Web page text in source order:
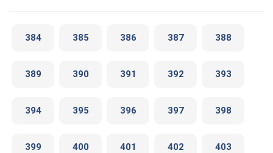
384 385 386 387 388
389 390 391 392 393
394 395 396 397 398
399 400 401 402 403